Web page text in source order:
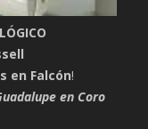
en Falcón!
en Coro